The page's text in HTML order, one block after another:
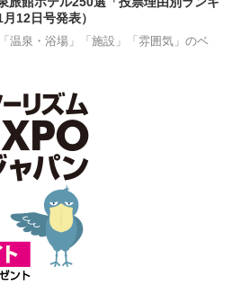
12日号発表）
温泉・浴場」「施設」「雰囲気」のベ